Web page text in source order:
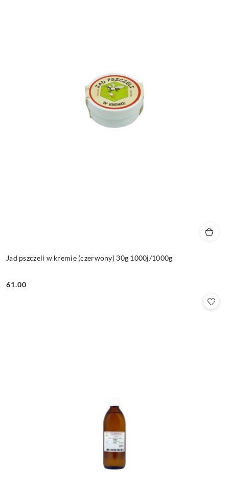
Jad pszczeli w kremie (czerwony) 30g 1000j/1000g
Cena:
61.00